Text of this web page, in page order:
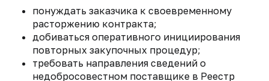
понуждать заказчика к своевременному
расторжению контракта;
добиваться оперативного инициирования
повторных закупочных процедур;
требовать направления сведений о
недобросовестном поставщике в Реестр